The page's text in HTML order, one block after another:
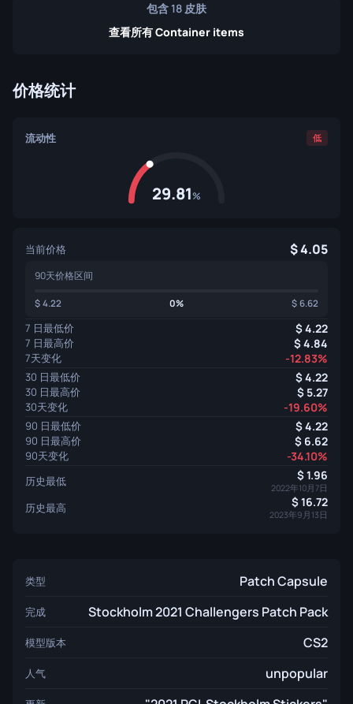
包含 18 皮肤
查看所有 Container items
价格统计
流动性 低
29.81%
当前价格 4.05
90天价格区间
4.22 0% 6.62
7 日最低价 4.22
7 日最高价 4.84
7天变化 -12.83%
30 日最低价 4.22
30 日最高价 5.27
30天变化 -19.60%
90 日最低价 4.22
90 日最高价 6.62
90天变化 -34.10%
历史最低 1.96
2022年10月7日
历史最高 16.72
2023年9月13日
类型 Patch Capsule
完成 Stockholm 2021 Challengers Patch Pack
模型版本 CS2
人气 unpopular